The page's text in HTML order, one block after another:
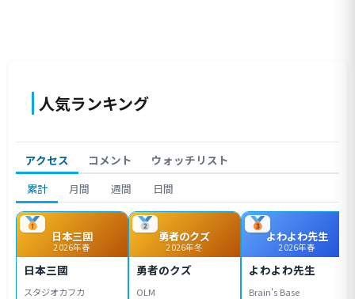
人気ランキング
アクセス コメント ウォッチリスト
累計 月間 週間 日間
日本三國
2026年春
日本三國
スタジオカフカ
勇者のクズ
2026年冬
勇者のクズ
OLM
よわよわ先生
2026年春
よわよわ先生
Brain's Base